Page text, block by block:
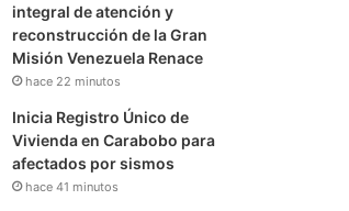
integral de atención y
reconstrucción de la Gran
Misión Venezuela Renace
hace 22 minutos
Inicia Registro Único de
Vivienda en Carabobo para
afectados por sismos
hace 41 minutos